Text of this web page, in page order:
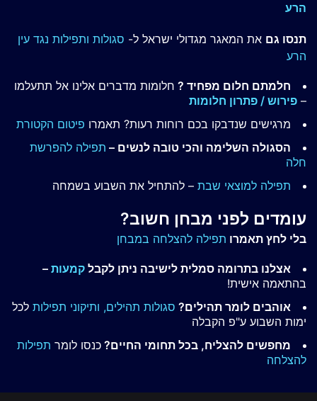
הרע
תנסו גם את המאגר מגדולי ישראל ל- סגולות ותפילות נגד עין
הרע
חלמתם חלום מפחיד ? חלומות מדברים אלינו אל תתעלמו
– פירוש / פתרון חלומות
מרגישים שנדבקו בכם רוחות רעות? תאמרו פיטום הקטורת
הסגולה השלימה והכי טובה לנשים – תפילה להפרשת
חלה
תפילה למוצאי שבת – להתחיל את השבוע בשמחה
עומדים לפני מבחן חשוב?
בלי לחץ תאמרו תפילה להצלחה במבחן
אצלנו בתרומה סמלית לישיבה ניתן לקבל קמעות –
בהתאמה אישית!
אוהבים לומר תהילים? סגולות תהילים, ותיקוני תפילות לכל
ימות השבוע ע"פ הקבלה
מחפשים להצליח, בכל תחומי החיים? כנסו לומר תפילות
להצלחה